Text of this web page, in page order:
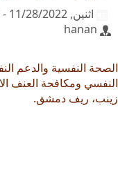
اثنين, 11/28/2022 - 07:36
hanan
الصحة النفسية والدعم
النفسي ومكافحة العنف
زينب، ريف دمشق.